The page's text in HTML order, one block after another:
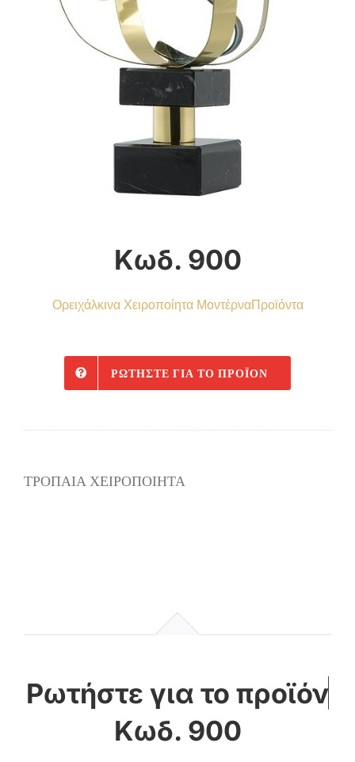
Κωδ. 900
Ορειχάλκινα Χειροποίητα ΜοντέρναΠροϊόντα
ΡΩΤΉΣΤΕ ΓΙΑ ΤΟ ΠΡΟΪΌΝ
ΤΡΟΠΑΙΑ ΧΕΙΡΟΠΟΙΗΤΑ
Κωδ. 900